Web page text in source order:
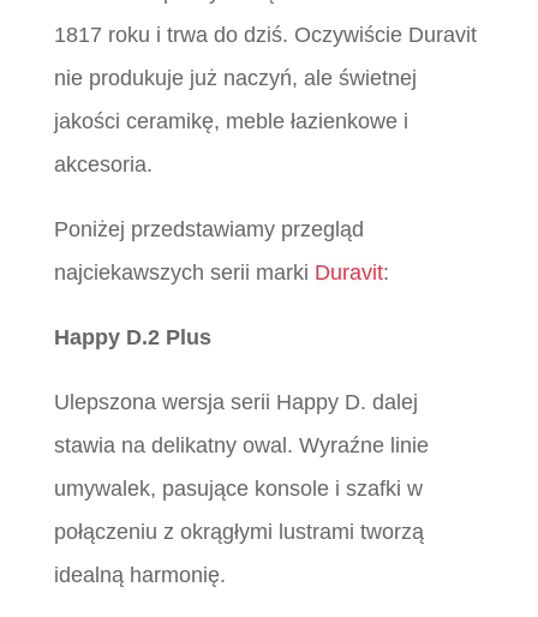
1817 roku i trwa do dziś. Oczywiście Duravit
nie produkuje już naczyń, ale świetnej
jakości ceramikę, meble łazienkowe i
akcesoria.
Poniżej przedstawiamy przegląd
najciekawszych serii marki Duravit:
Happy D.2 Plus
Ulepszona wersja serii Happy D. dalej
stawia na delikatny owal. Wyraźne linie
umywalek, pasujące konsole i szafki w
połączeniu z okrągłymi lustrami tworzą
idealną harmonię.